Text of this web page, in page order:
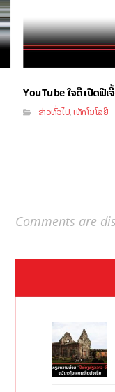
YouTube ໃຈດີ ເປີດຟີເ
ຂ່າວທົ່ວໄປ,ເທັກໂນໂລຢີ
Comments are